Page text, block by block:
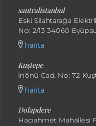
santralistanbul
Eski Silahtarağa
No: 2/13 34060
harita
Kuştepe
İnönü Cad. No: 72
harita
Dolapdere
Hacıahmet